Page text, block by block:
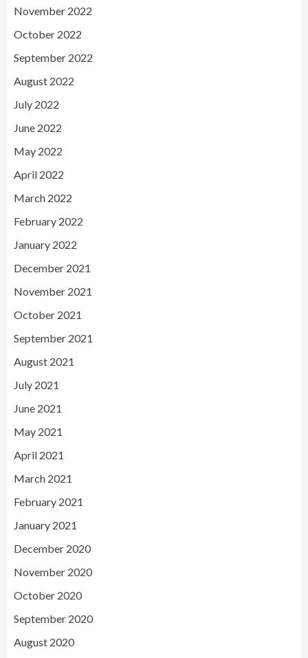
November 2022
October 2022
September 2022
August 2022
July 2022
June 2022
May 2022
April 2022
March 2022
February 2022
January 2022
December 2021
November 2021
October 2021
September 2021
August 2021
July 2021
June 2021
May 2021
April 2021
March 2021
February 2021
January 2021
December 2020
November 2020
October 2020
September 2020
August 2020